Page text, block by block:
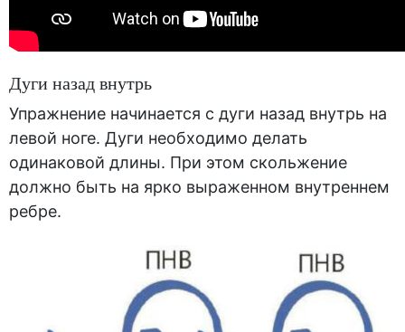
Дуги назад внутрь
Упражнение начинается с дуги назад внутрь на
левой ноге. Дуги необходимо делать
одинаковой длины. При этом скольжение
должно быть на ярко выраженном внутреннем
ребре.